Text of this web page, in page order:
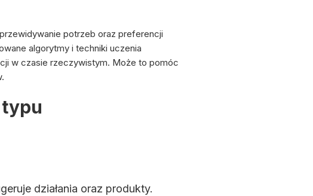
potrzeb oraz preferencji
algorytmy i techniki uczenia
w czasie rzeczywistym. Może to pomóc
działania oraz produkty.